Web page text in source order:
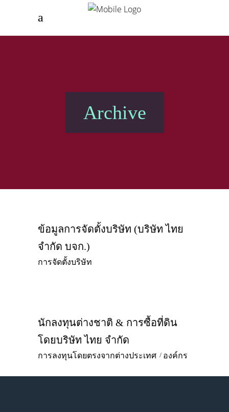
Archive
ข้อมูลการจัดตั้งบริษัท (บริษัท ไทย
จำกัด บจก.)
การจัดตั้งบริษัท
นักลงทุนต่างชาติ & การซื้อที่ดิน
โดยบริษัท ไทย จำกัด
การลงทุนโดยตรงจากต่างประเทศ
องค์กร